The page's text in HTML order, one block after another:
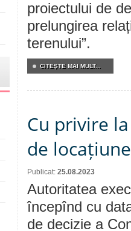
proiectului de
prelungirea
terenului”.
CITEŞTE MAI MULT...
Cu privire
de
Publicat: 25.08.2023
Autoritatea
începînd cu
de decizie a